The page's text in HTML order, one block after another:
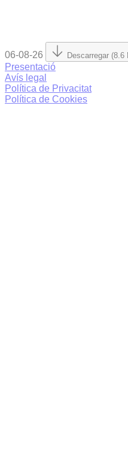
06-08-26 Descarregar (8.6
Presentació
Avís legal
Política de Privacitat
Política de Cookies